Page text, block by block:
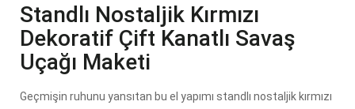
Standlı Nostaljik Kırmızı
Dekoratif Çift Kanatlı Savaş
Uçağı Maketi
Geçmişin ruhunu yansıtan bu el yapımı standlı nostaljik kırmızı